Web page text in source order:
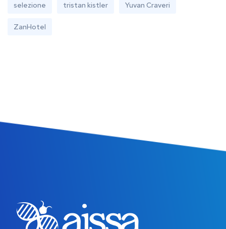
selezione tristan kistler Yuvan Craveri
ZanHotel